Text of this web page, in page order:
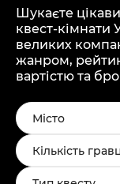
Шукаєте
квест-кімнати
великих
жанром,
вартістю та
Місто
Кількість